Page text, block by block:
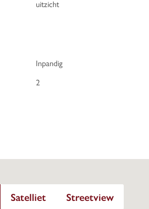
uitzicht
Inpandig
2
Satelliet Streetview